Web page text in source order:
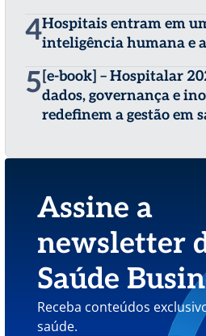
4Hospitais entram em
inteligência humana e
5 [e-book] – Hospitalar
dados, governança e
redefinem a gestão em
Assine a
newsletter
Saúde
Receba conteúdos
saúde.